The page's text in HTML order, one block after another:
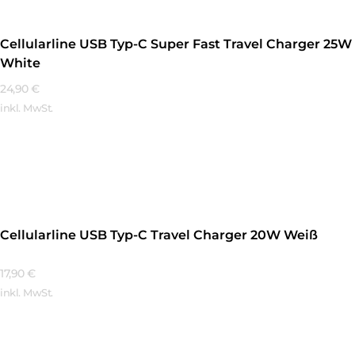
Cellularline USB Typ-C Super Fast Travel Charger 25W
White
24,90 €
inkl. MwSt.
Cellularline USB Typ-C Travel Charger 20W Weiß
17,90 €
inkl. MwSt.